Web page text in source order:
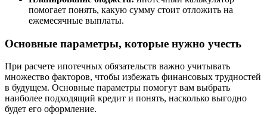
помогает понять, какую сумму стоит отложить на
ежемесячные выплаты.
Основные параметры, которые нужно учесть
При расчете ипотечных обязательств важно учитывать
множество факторов, чтобы избежать финансовых трудностей
в будущем. Основные параметры помогут вам выбрать
наиболее подходящий кредит и понять, насколько выгодно
будет его оформление.